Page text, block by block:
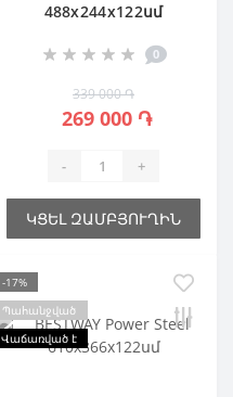
488x244х122սմ
0
339 000 ֏
269 000 ֏
- +
ԿՑԵԼ ԶԱՄԲՅՈՒՂԻՆ
-17%
Պահանջված
Վաճառված է